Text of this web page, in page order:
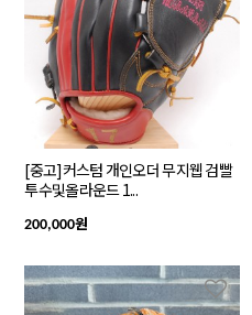
[중고]커스텀 개인오더 무지웹 검빨
투수및올라운드 1...
200,000원